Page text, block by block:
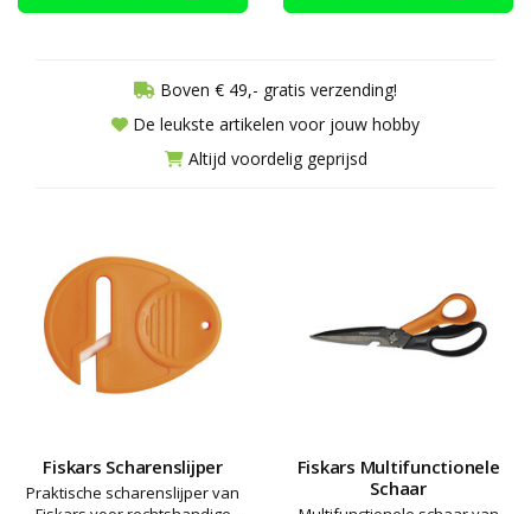
Boven € 49,- gratis verzending!
De leukste artikelen voor jouw hobby
Altijd voordelig geprijsd
Fiskars Scharenslijper
Praktische scharenslijper van
Fiskars Multifunctionele
Schaar